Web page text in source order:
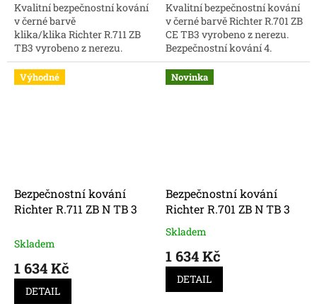
Kvalitní bezpečnostní kování
v černé barvě
klika/klika Richter R.711 ZB
TB3 vyrobeno z nerezu.
Bezpečnostní kování 3.
bezpečnostní třídy nakupujte
online za skvělé ceny.
Kvalitní bezpečnostní kování
v černé barvě Richter R.701 ZB
CE TB3 vyrobeno z nerezu.
Bezpečnostní kování 4.
bezpečnostní třídy nakupujte
online za skvělé ceny.
Výhodné
Bezpečnostní kování
Richter R.711 ZB N TB 3
Skladem
1 634 Kč
DETAIL
Novinka
Bezpečnostní kování
Richter R.701 ZB N TB 3
Průměrné
produktu
5,0
Skladem
1 634 Kč
DETAIL